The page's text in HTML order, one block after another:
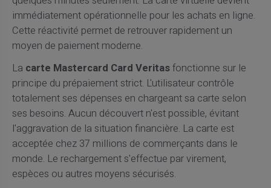
immédiatement opérationnelle pour les achats en ligne.
Cette réactivité permet de retrouver rapidement un
moyen de paiement moderne.
La carte Mastercard Card Veritasfonctionne sur le
principe du prépaiement strict. L'utilisateur contrôle
totalement ses dépenses en chargeant sa carte selon
ses besoins. Aucun découvert n'est possible, évitant
l'aggravation de la situation financière. La carte est
acceptée chez 37 millions de commerçants dans le
monde. Le rechargement s'effectue par virement,
espèces ou autres moyens sécurisés.